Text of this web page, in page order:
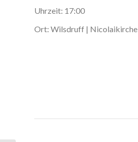
Uhrzeit: 17:00
Ort: Wilsdruff | Nicolaikirche